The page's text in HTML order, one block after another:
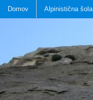
Domov Alpinistična šola